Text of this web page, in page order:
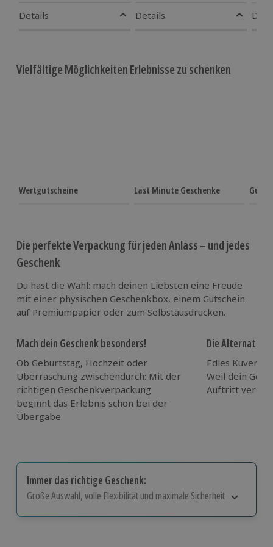
Details Details
Vielfältige Möglichkeiten Erlebnisse zu schenken
Wertgutscheine Last Minute Geschenke
Die perfekte Verpackung für jeden Anlass – und jedes
Geschenk
Du hast die Wahl: mach deinen Liebsten eine Freude
mit einer physischen Geschenkbox, einem Gutschein
auf Premiumpapier oder zum Selbstausdrucken.
Mach dein Geschenk besonders!
Ob Geburtstag, Hochzeit oder
Überraschung zwischendurch: Mit der
richtigen Geschenkverpackung
beginnt das Erlebnis schon bei der
Übergabe.
Die Alternative:
Edles Kuvert
Weil dein
Auftritt
Immer das richtige Geschenk:
Große Auswahl, volle Flexibilität und maximale Sicherheit
Große Auswahl:Über 9.000 Erlebnisse.